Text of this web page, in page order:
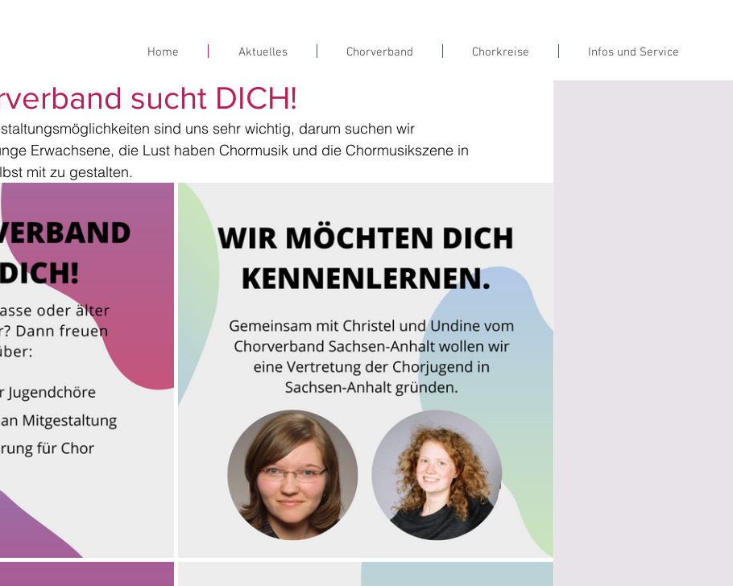
Home Aktuelles Chorverband Chorkreise Infos und Service
sucht DICH!
sind uns sehr wichtig, darum suchen wir
Erwachsene, die Lust haben Chormusik und die Chormusikszene in
mit zu gestalten.